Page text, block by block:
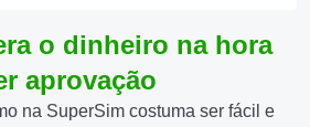
o dinheiro na hora
aprovação
na SuperSim costuma ser fácil e